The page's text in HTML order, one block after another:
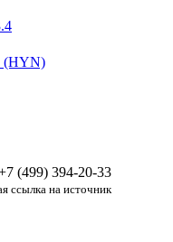
(HYN)
(499) 394-20-33
ссылка на источник